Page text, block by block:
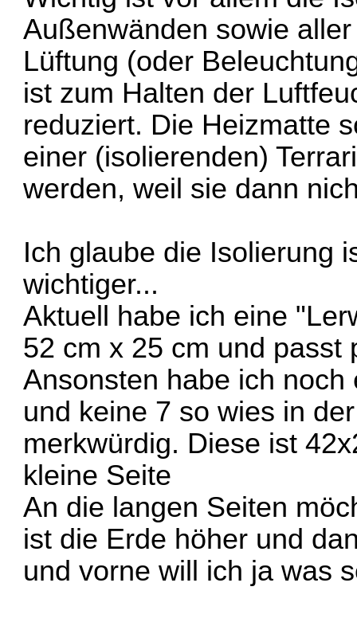
Außenwänden sowie
Lüftung (oder
ist zum Halten der
reduziert. Die Heizmatte
einer (isolierenden)
werden, weil sie dann
Ich glaube die Isolierung
wichtiger...
Aktuell habe ich eine
52 cm x 25 cm und passt
Ansonsten habe ich
und keine 7 so wies in
merkwürdig. Diese ist
kleine Seite
An die langen Seiten
ist die Erde höher und
und vorne will ich ja was